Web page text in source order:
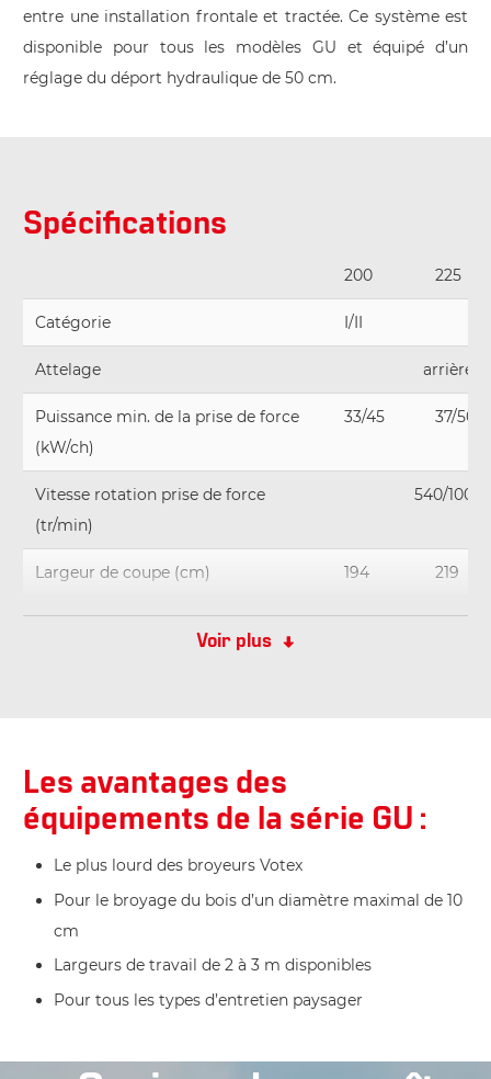
entre une installation frontale et tractée. Ce système est
disponible pour tous les modèles GU et équipé d’un
réglage du déport hydraulique de 50 cm.
Spécifications
200 225
Catégorie I/II
Attelage arrière
Puissance min. de la prise de force
(kW/ch)
33/45 37/50
Vitesse rotation prise de force
(tr/min)
540/1000
Largeur de coupe (cm) 194 219
Largeur de transport (cm) 220 245
Voir plus
Les avantages des
équipements de la série GU :
Le plus lourd des broyeurs Votex
Pour le broyage du bois d’un diamètre maximal de 10
cm
Largeurs de travail de 2 à 3 m disponibles
Pour tous les types d’entretien paysager